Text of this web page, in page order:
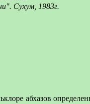
Сухум, 1983г.
абхазов